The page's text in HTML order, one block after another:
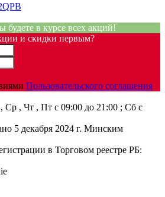
будете в курсе всех акций!
и скидки первым?
Пользовательского соглашения
Ср , Чт , Пт c 09:00 до 21:00 ; Сб c
5 декабря 2024 г. Минским
в Торговом реестре РБ: